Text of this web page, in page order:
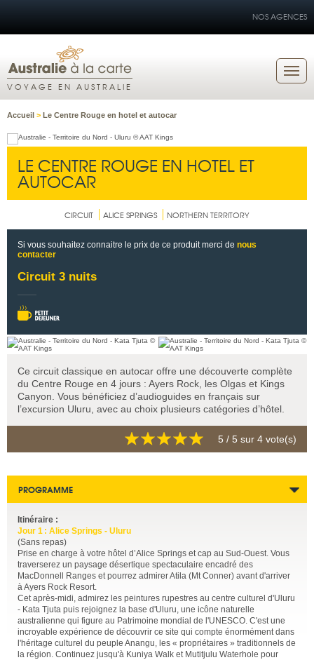
NOS AGENCES
VOYAGE EN AUSTRALIE
Accueil > Le Centre Rouge en hotel et autocar
LE CENTRE ROUGE EN HOTEL ET
AUTOCAR
CIRCUIT ALICE SPRINGS NORTHERN TERRITORY
Si vous souhaitez connaitre le prix de ce produit merci de nous
contacter
Circuit 3 nuits
Ce circuit classique en autocar offre une découverte complète
du Centre Rouge en 4 jours : Ayers Rock, les Olgas et Kings
Canyon. Vous bénéficiez d’audioguides en français sur
l’excursion Uluru, avec au choix plusieurs catégories d’hôtel.
5 / 5 sur 4 vote(s)
PROGRAMME
Itinéraire :
Jour 1 : Alice Springs - Uluru
(Sans repas)
Prise en charge à votre hôtel d’Alice Springs et cap au Sud-Ouest. Vous
traverserez un paysage désertique spectaculaire encadré des
MacDonnell Ranges et pourrez admirer Atila (Mt Conner) avant d'arriver
à Ayers Rock Resort.
Cet après-midi, admirez les peintures rupestres au centre culturel d'Uluru
- Kata Tjuta puis rejoignez la base d'Uluru, une icône naturelle
australienne qui figure au Patrimoine mondial de l'UNESCO. C'est une
incroyable expérience de découvrir ce site qui compte énormément dans
l'héritage culturel du peuple Anangu, les « propriétaires » traditionnels de
la région. Continuez jusqu'à Kuniya Walk et Mutitjulu Waterhole pour